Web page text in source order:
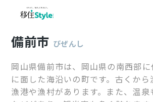
備前市 びぜんし
岡山県備前市は、岡山県の南西部
に面した海沿いの町です。古くから
漁港や漁村があります。また、温泉